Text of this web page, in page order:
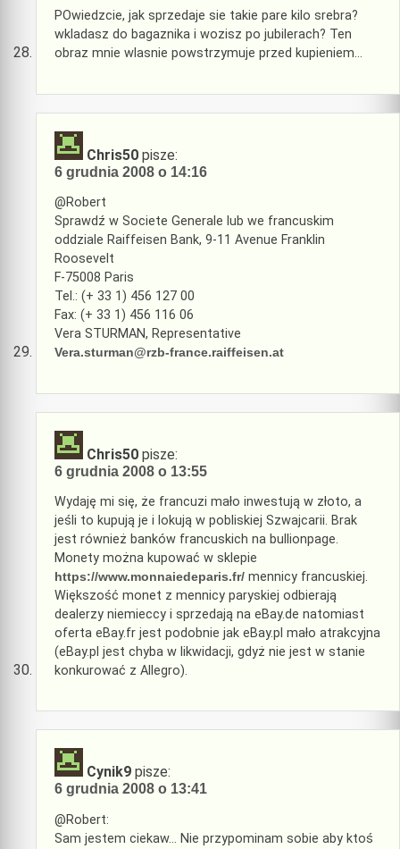
POwiedzcie, jak sprzedaje sie takie pare kilo srebra?
wkladasz do bagaznika i wozisz po jubilerach? Ten
obraz mnie wlasnie powstrzymuje przed kupieniem…
Chris50 pisze:
6 grudnia 2008 o 14:16
@Robert
Sprawdź w Societe Generale lub we francuskim
oddziale Raiffeisen Bank, 9-11 Avenue Franklin
Roosevelt
F-75008 Paris
Tel.: (+ 33 1) 456 127 00
Fax: (+ 33 1) 456 116 06
Vera STURMAN, Representative
Vera.sturman@rzb-france.raiffeisen.at
Chris50 pisze:
6 grudnia 2008 o 13:55
Wydaję mi się, że francuzi mało inwestują w złoto, a
jeśli to kupują je i lokują w pobliskiej Szwajcarii. Brak
jest również banków francuskich na bullionpage.
Monety można kupować w sklepie
https://www.monnaiedeparis.fr/ mennicy francuskiej.
Większość monet z mennicy paryskiej odbierają
dealerzy niemieccy i sprzedają na eBay.de natomiast
oferta eBay.fr jest podobnie jak eBay.pl mało atrakcyjna
(eBay.pl jest chyba w likwidacji, gdyż nie jest w stanie
konkurować z Allegro).
Cynik9 pisze:
6 grudnia 2008 o 13:41
@Robert:
Sam jestem ciekaw… Nie przypominam sobie aby ktoś